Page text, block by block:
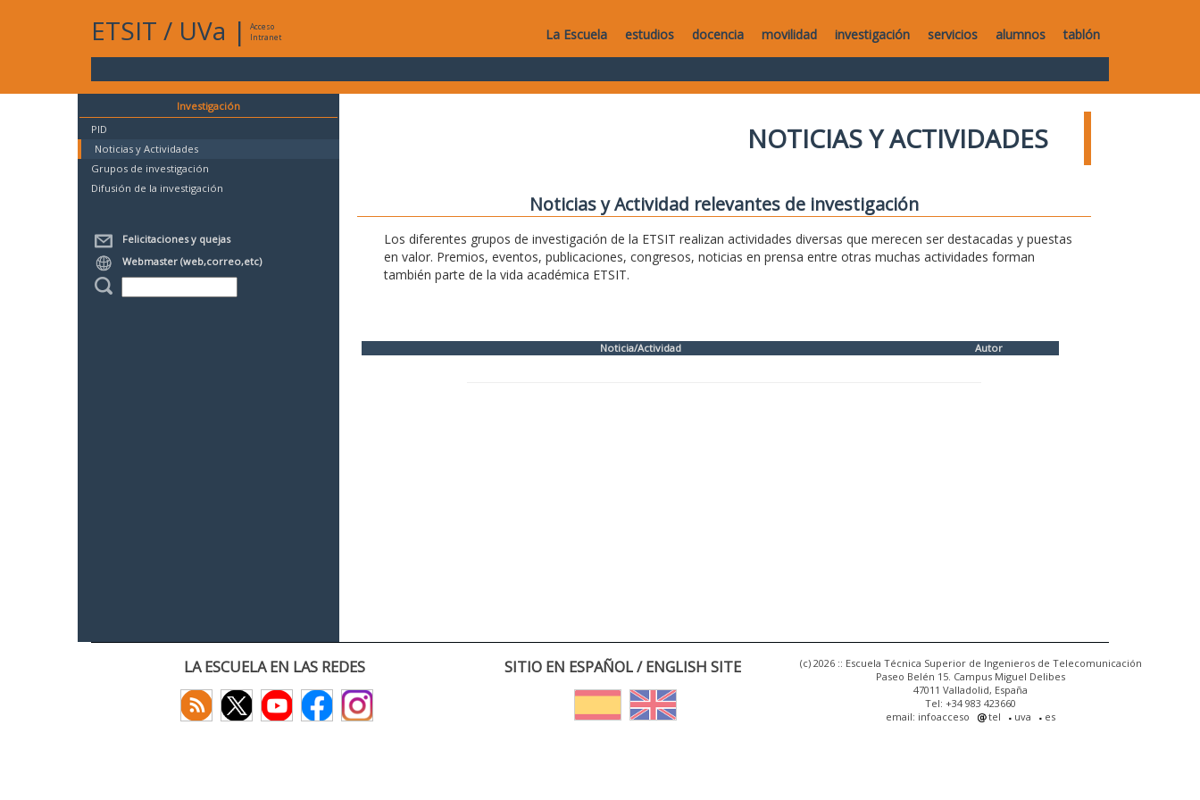
ETSIT / UVa |
Acceso
Intranet
La Escuela estudios docencia movilidad investigación servicios alumnos tablón
Investigación
PID
Noticias y Actividades
Grupos de investigación
Difusión de la investigación
Felicitaciones y quejas
Webmaster (web,correo,etc)
NOTICIAS Y ACTIVIDADES
Noticias y Actividad relevantes de investigación
Los diferentes grupos de investigación de la ETSIT realizan actividades diversas que merecen ser destacadas y puestas
en valor. Premios, eventos, publicaciones, congresos, noticias en prensa entre otras muchas actividades forman
también parte de la vida académica ETSIT.
Noticia/Actividad Autor
LA ESCUELA EN LAS REDES SITIO EN ESPAÑOL / ENGLISH SITE
(c) 2026 :: Escuela Técnica Superior de Ingenieros de Telecomunicación
Paseo Belén 15. Campus Miguel Delibes
47011 Valladolid, España
Tel: +34 983 423660
email: infoacceso
tel uva es